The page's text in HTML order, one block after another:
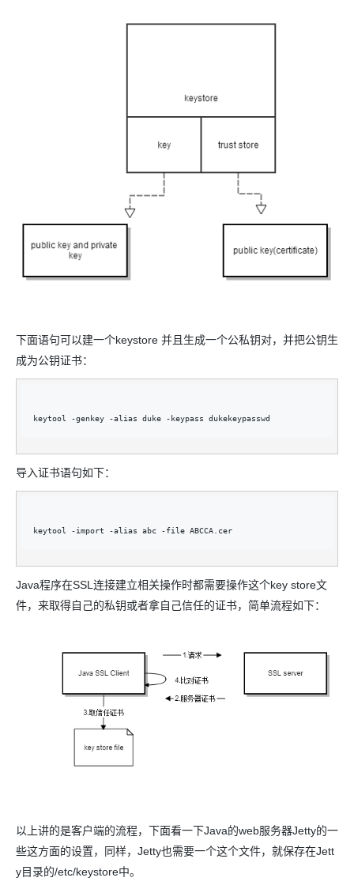
下面语句可以建一个keystore 并且生成一个公私钥对，并把公钥生
成为公钥证书：
keytool -genkey -alias duke -keypass dukekeypasswd
导入证书语句如下：
keytool -import -alias abc -file ABCCA.cer
Java程序在SSL连接建立相关操作时都需要操作这个key store文
件，来取得自己的私钥或者拿自己信任的证书，简单流程如下：
以上讲的是客户端的流程，下面看一下Java的web服务器Jetty的一
些这方面的设置，同样，Jetty也需要一个这个文件，就保存在Jett
y目录的/etc/keystore中。